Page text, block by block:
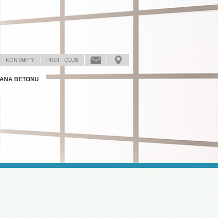
KONTAKTY
PROFI CLUB
BETONU